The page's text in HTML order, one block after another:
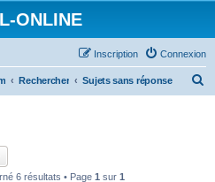
ONLINE
Connexion
Inscription
Rechercher Sujets sans réponse
6 résultats • Page 1 sur 1